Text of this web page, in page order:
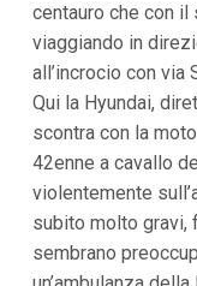
i
p
l
i
a
i
M
e
centauro che con
viaggiando in
all’incrocio con via
Qui la Hyundai,
scontra con la
42enne a cavallo
violentemente
subito molto gravi,
sembrano